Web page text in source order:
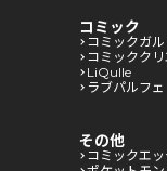
コミック
コミックガル
コミッククリ
LiQulle
ラブパルフェ
その他
コミックエッ